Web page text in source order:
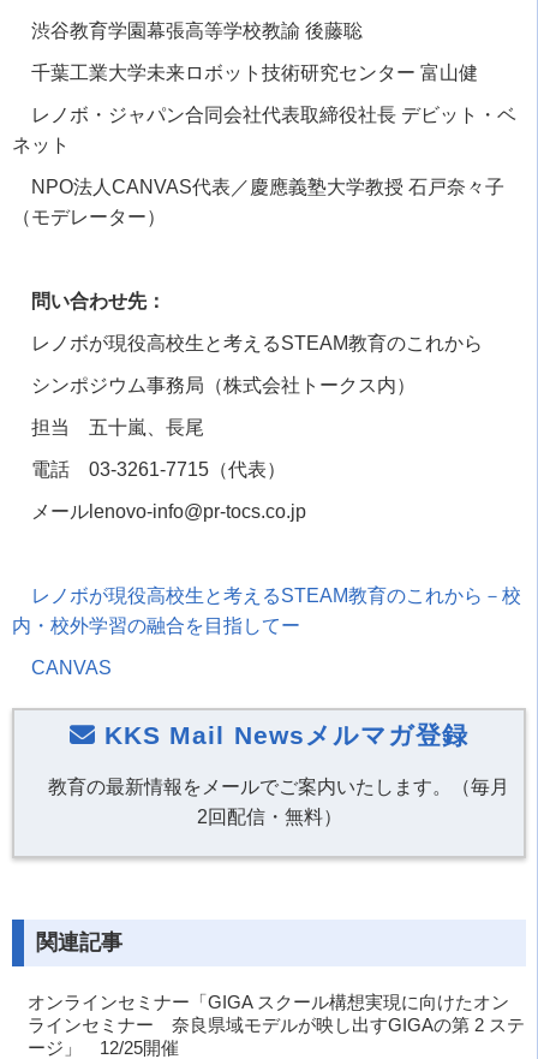
渋谷教育学園幕張高等学校教諭 後藤聡
千葉工業大学未来ロボット技術研究センター 富山健
レノボ・ジャパン合同会社代表取締役社長 デビット・ベ
ネット
NPO法人 CANVAS代表／慶應義塾大学教授 石戸奈々子
（モデレーター）
問い合わせ先：
レノボが現役高校生と考えるSTEAM教育のこれから
シンポジウム事務局（株式会社トークス内）
担当 五十嵐、長尾
電話 03-3261-7715 （代表）
メール lenovo-info@pr-tocs.co.jp
レノボが現役高校生と考えるSTEAM教育のこれから－校
内・校外学習の融合を目指してー
CANVAS
KKS Mail Newsメルマガ登録
教育の最新情報をメールでご案内いたします。（毎月
2回配信・無料）
関連記事
オンラインセミナー「GIGA スクール構想実現に向けたオン
ラインセミナー 奈良県域モデルが映し出すGIGAの第 2 ステ
ージ」 12/25開催